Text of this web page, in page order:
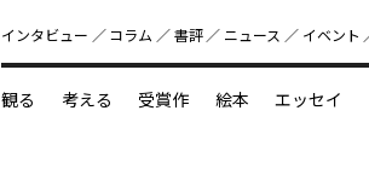
好書好日
インタビュー コラム 書評 ニュース イベント
観る 考える 受賞作 絵本 エッセイ